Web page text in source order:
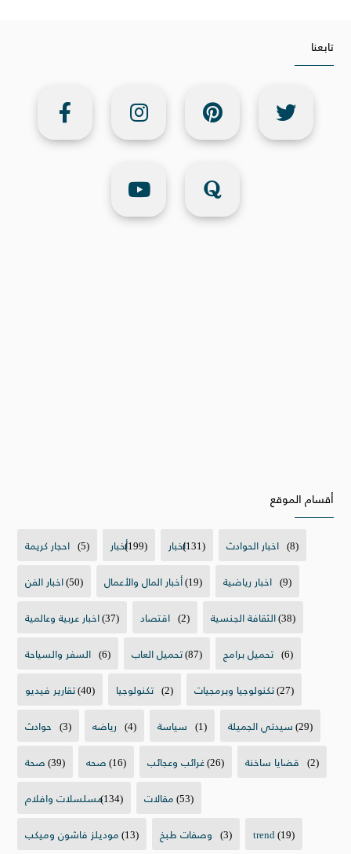
تابعنا
أقسام الموقع
احجار كريمة (5) أخبار(199) اخبار(131) اخبار الحوادث (8)
اخبار الفن(50) أخبار المال والأعمال(19) اخبار رياضية (9)
اخبار عربية وعالمية(37) اقتصاد (2) الثقافة الجنسية(38)
السفر والسياحة (6) تحميل العاب(87) تحميل برامج (6)
تقارير فيديو(40) تكنولوجيا (2) تكنولوجيا وبرمجيات(27)
حوادث (3) رياضه (4) سياسة (1) سيدتي الجميلة(29)
صحة(39) صحه(16) غرائب وعجائب(26) قضايا ساخنة (2)
مسلسلات وافلام(134) مقالات(53)
موديلز فاشون وميكب(13) وصفات طبخ (3) trend(19)